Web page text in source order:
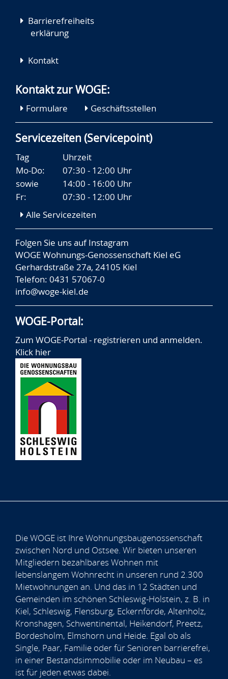
Barrierefreiheits
erklärung
Kontakt
Kontakt zur WOGE:
Formulare Geschäftsstellen
Servicezeiten (Servicepoint)
Tag
Uhrzeit
Mo-Do:
07:30 - 12:00 Uhr
sowie
14:00 - 16:00 Uhr
Fr:
07:30 - 12:00 Uhr
Alle Servicezeiten
Folgen Sie uns aufInstagram
WOGE Wohnungs-Genossenschaft Kiel eG
Gerhardstraße 27a, 24105 Kiel
Telefon: 0431 57067-0
info@woge-kiel.de
WOGE-Portal:
Zum WOGE-Portal - registrieren und anmelden.
Klick hier
Die WOGE ist Ihre Wohnungsbaugenossenschaft
zwischen Nord und Ostsee. Wir bieten unseren
Mitgliedern bezahlbares Wohnen mit
lebenslangem Wohnrecht in unseren rund 2.300
Mietwohnungen an. Und das in 12 Städten und
Gemeinden im schönen Schleswig-Holstein, z. B. in
Kiel, Schleswig, Flensburg, Eckernförde, Altenholz,
Kronshagen, Schwentinental, Heikendorf, Preetz,
Bordesholm, Elmshorn und Heide. Egal ob als
Single, Paar, Familie oder für Senioren barrierefrei,
in einer Bestandsimmobilie oder im Neubau – es
ist für jeden etwas dabei.